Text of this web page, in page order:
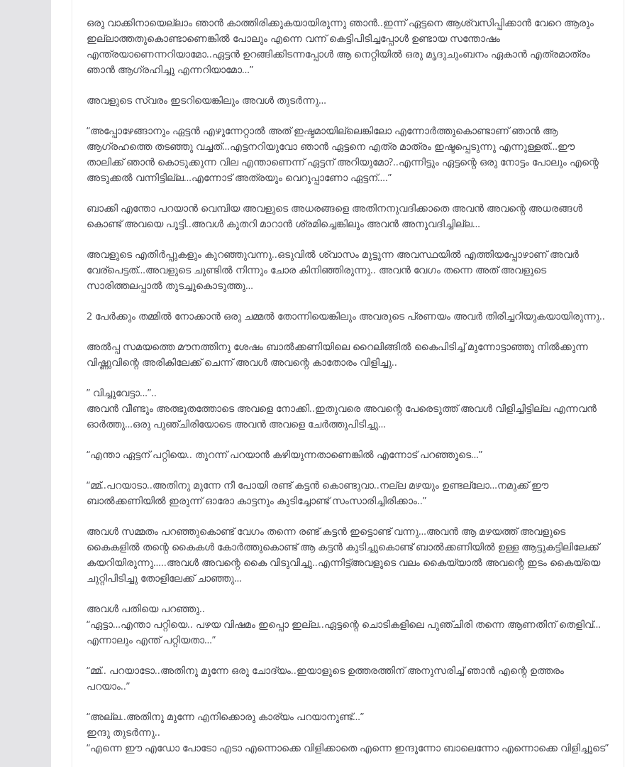
ഒരു വാക്കിനായെല്ലാം ഞാൻ കാത്തിരിക്കുകയായിരുന്നു ഞാൻ..ഇന്ന് ഏട്ടനെ ആശ്വസിപ്പിക്കാൻ വേറെ ആരും
ഇല്ലാത്തതുകൊണ്ടാണെങ്കിൽ പോലും എന്നെ വന്ന് കെട്ടിപിടിച്ചപ്പോൾ ഉണ്ടായ സന്തോഷം
എന്ത്രയാണെന്നറിയാമോ..ഏട്ടൻ ഉറങ്ങിക്കിടന്നപ്പോൾ ആ നെറ്റിയിൽ ഒരു മൃദുചുംബനം ഏകാൻ എത്രമാത്രം
ഞാൻ ആഗ്രഹിച്ചു എന്നറിയാമോ…”
അവളുടെ സ്വരം ഇടറിയെങ്കിലും അവൾ തുടർന്നു…
“അപ്പോഴേങ്ങാനും ഏട്ടൻ എഴുന്നേറ്റാൽ അത് ഇഷ്ടമായില്ലെങ്കിലോ എന്നോർത്തുകൊണ്ടാണ് ഞാൻ ആ
ആഗ്രഹത്തെ തടഞ്ഞു വച്ചത്…എട്ടനറിയുവോ ഞാൻ ഏട്ടനെ എത്ര മാത്രം ഇഷ്ടപ്പെടുന്നു എന്നുള്ളത്…ഈ
താലിക്ക് ഞാൻ കൊടുക്കുന്ന വില എന്താണെന്ന് ഏട്ടന് അറിയുമോ?..എന്നിട്ടും ഏട്ടന്റെ ഒരു നോട്ടം പോലും എന്റെ
അടുക്കൽ വന്നിട്ടില്ല…എന്നോട് അത്രയും വെറുപ്പാണോ ഏട്ടന്….”
ബാക്കി എന്തോ പറയാൻ വെമ്പിയ അവളുടെ അധരങ്ങളെ അതിനനുവദിക്കാതെ അവൻ അവന്റെ അധരങ്ങൾ
കൊണ്ട് അവയെ പൂട്ടി..അവൾ കുതറി മാറാൻ ശ്രമിച്ചെങ്കിലും അവൻ അനുവദിച്ചില്ല…
അവളുടെ എതിർപ്പുകളും കുറഞ്ഞുവന്നു..ഒടുവിൽ ശ്വാസം മുട്ടുന്ന അവസ്ഥയിൽ എത്തിയപ്പോഴാണ് അവർ
വേര്പെട്ടത്…അവളുടെ ചുണ്ടിൽ നിന്നും ചോര കിനിഞ്ഞിരുന്നു.. അവൻ വേഗം തന്നെ അത് അവളുടെ
സാരിത്തലപ്പാൽ തുടച്ചുകൊടുത്തു…
2 പേർക്കും തമ്മിൽ നോക്കാൻ ഒരു ചമ്മൽ തോന്നിയെങ്കിലും അവരുടെ പ്രണയം അവർ തിരിച്ചറിയുകയായിരുന്നു..
അൽപ്പ സമയത്തെ മൗനത്തിനു ശേഷം ബാൽക്കണിയിലെ റൈലിങ്ങിൽ കൈപിടിച്ച് മുന്നോട്ടാഞ്ഞു നിൽക്കുന്ന
വിഷ്ണുവിന്റെ അരികിലേക്ക് ചെന്ന് അവൾ അവന്റെ കാതോരം വിളിച്ചു..
” വിച്ചുവേട്ടാ…”..
അവൻ വീണ്ടും അത്ഭുതത്തോടെ അവളെ നോക്കി..ഇതുവരെ അവന്റെ പേരെടുത്ത് അവൾ വിളിച്ചിട്ടില്ല എന്നവൻ
ഓർത്തു…ഒരു പുഞ്ചിരിയോടെ അവൻ അവളെ ചേർത്തുപിടിച്ചു…
“എന്താ ഏട്ടന് പറ്റിയെ.. തുറന്ന് പറയാൻ കഴിയുന്നതാണെങ്കിൽ എന്നോട് പറഞ്ഞൂടെ…”
“മ്മ്‌..പറയാടാ..അതിനു മുന്നേ നീ പോയി രണ്ട് കട്ടൻ കൊണ്ടുവാ..നല്ല മഴയും ഉണ്ടല്ലോ…നമുക്ക് ഈ
ബാൽക്കണിയിൽ ഇരുന്ന് ഓരോ കാട്ടനും കുടിച്ചോണ്ട് സംസാരിച്ചിരിക്കാം..”
അവൾ സമ്മതം പറഞ്ഞുകൊണ്ട് വേഗം തന്നെ രണ്ട് കട്ടൻ ഇട്ടൊണ്ട് വന്നു…അവൻ ആ മഴയത്ത് അവളുടെ
കൈകളിൽ തന്റെ കൈകൾ കോർത്തുകൊണ്ട് ആ കട്ടൻ കുടിച്ചുകൊണ്ട് ബാൽക്കണിയിൽ ഉള്ള ആട്ടുകട്ടിലിലേക്ക്
കയറിയിരുന്നു…..അവൾ അവന്റെ കൈ വിടുവിച്ചു..എന്നിട്ട്അവളുടെ വലം കൈയ്യാൽ അവന്റെ ഇടം കൈയ്യെ
ചുറ്റിപിടിച്ചു തോളിലേക്ക് ചാഞ്ഞു…
അവൾ പതിയെ പറഞ്ഞു..
“ഏട്ടാ…എന്താ പറ്റിയെ.. പഴയ വിഷമം ഇപ്പൊ ഇല്ല..ഏട്ടന്റെ ചൊടികളിലെ പുഞ്ചിരി തന്നെ ആണതിന് തെളിവ്…
എന്നാലും എന്ത് പറ്റിയതാ…”
“മ്മ്.. പറയാടോ..അതിനു മുന്നേ ഒരു ചോദ്യം..ഇയാളുടെ ഉത്തരത്തിന് അനുസരിച്ച് ഞാൻ എന്റെ ഉത്തരം
പറയാം..”
“അല്ല..അതിനു മുന്നേ എനിക്കൊരു കാര്യം പറയാനുണ്ട്…”
ഇന്ദു തുടർന്നു..
“എന്നെ ഈ എഡോ പോടോ എടാ എന്നൊക്കെ വിളിക്കാതെ എന്നെ ഇന്ദൂന്നോ ബാലെന്നോ എന്നൊക്കെ വിളിച്ചൂടെ”